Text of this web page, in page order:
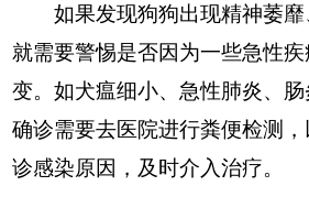
如果发现狗狗出现精神萎靡
就需要警惕是否因为一些急性
变。如犬瘟细小、急性肺炎、
确诊需要去医院进行粪便检测
诊感染原因，及时介入治疗。